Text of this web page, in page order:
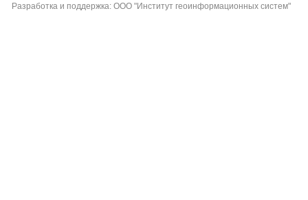
Разработка и поддержка: ООО "Институт геоинформационных систем"